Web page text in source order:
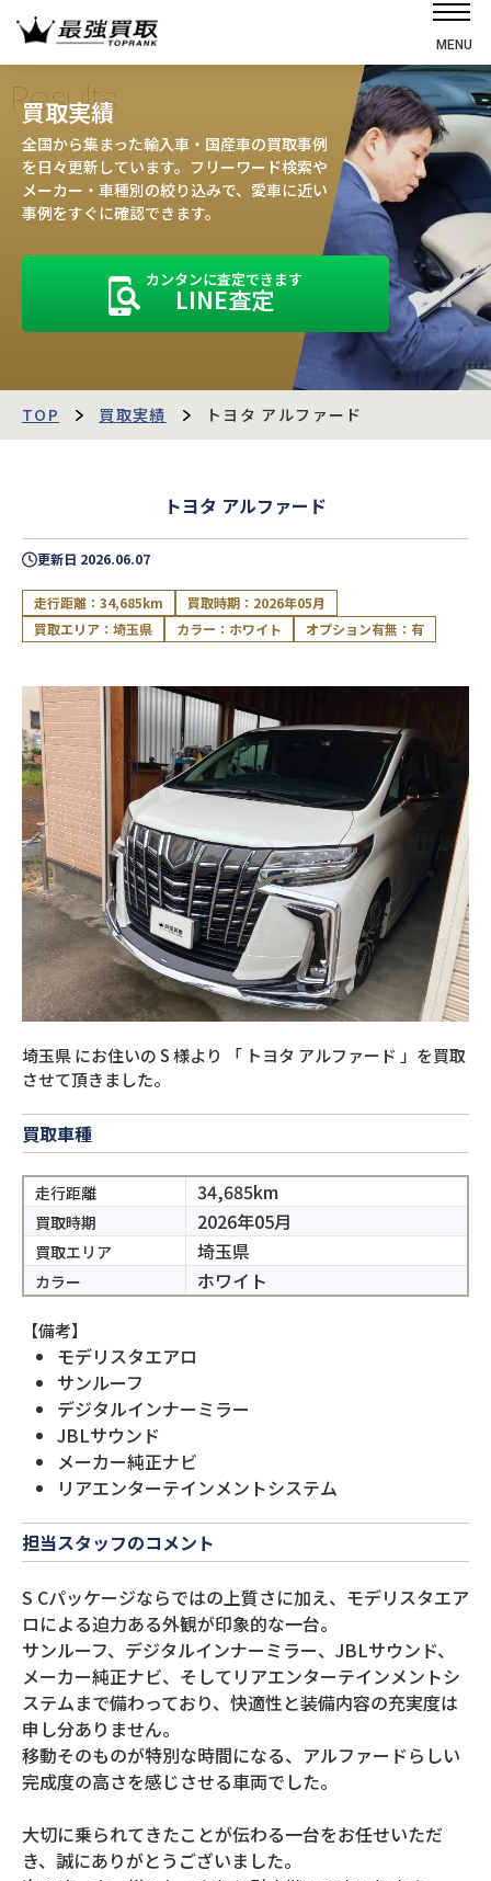
MENU
選ばれる理由
高価買取の仕組み
売却の流れ
お客様の声
運営会社
最強買取マガジン
閉じる
Results
買取実績
全国から集まった輸入車・国産車の買取事例
を日々更新しています。フリーワード検索や
メーカー・車種別の絞り込みで、愛車に近い
事例をすぐに確認できます。
カンタンに査定できます
LINE査定
TOP 買取実績 トヨタ アルファード
トヨタ アルファード
更新日 2026.06.07
走行距離：34,685km
買取時期：2026年05月
買取エリア：埼玉県
カラー：ホワイト オプション有無：有
埼玉県にお住いのS様より 「 トヨタ アルファード 」を買取
させて頂きました。
買取車種
走行距離 34,685km
買取時期 2026年05月
買取エリア 埼玉県
カラー ホワイト
【備考】
モデリスタエアロ
サンルーフ
デジタルインナーミラー
JBLサウンド
メーカー純正ナビ
リアエンターテインメントシステム
担当スタッフのコメント
S Cパッケージならではの上質さに加え、モデリスタエア
ロによる迫力ある外観が印象的な一台。
サンルーフ、デジタルインナーミラー、JBLサウンド、
メーカー純正ナビ、そしてリアエンターテインメントシ
ステムまで備わっており、快適性と装備内容の充実度は
申し分ありません。
移動そのものが特別な時間になる、アルファードらしい
完成度の高さを感じさせる車両でした。
大切に乗られてきたことが伝わる一台をお任せいただ
き、誠にありがとうございました。